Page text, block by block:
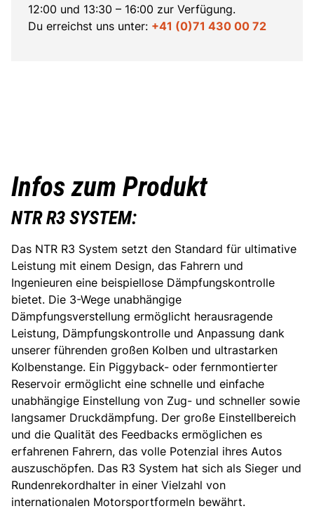
12:00 und 13:30 – 16:00 zur Verfügung.
Du erreichst uns unter: +41 (0)71 430 00 72
Infos zum Produkt
NTR R3 SYSTEM:
Das NTR R3 System setzt den Standard für ultimative
Leistung mit einem Design, das Fahrern und
Ingenieuren eine beispiellose Dämpfungskontrolle
bietet. Die 3-Wege unabhängige
Dämpfungsverstellung ermöglicht herausragende
Leistung, Dämpfungskontrolle und Anpassung dank
unserer führenden großen Kolben und ultrastarken
Kolbenstange. Ein Piggyback- oder fernmontierter
Reservoir ermöglicht eine schnelle und einfache
unabhängige Einstellung von Zug- und schneller sowie
langsamer Druckdämpfung. Der große Einstellbereich
und die Qualität des Feedbacks ermöglichen es
erfahrenen Fahrern, das volle Potenzial ihres Autos
auszuschöpfen. Das R3 System hat sich als Sieger und
Rundenrekordhalter in einer Vielzahl von
internationalen Motorsportformeln bewährt.